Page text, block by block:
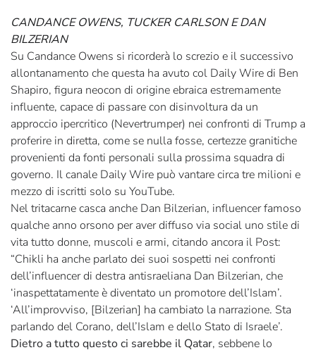
CANDANCE OWENS, TUCKER CARLSON E DAN
BILZERIAN
Su Candance Owens si ricorderà lo screzio e il successivo
allontanamento che questa ha avuto col Daily Wire di Ben
Shapiro, figura neocon di origine ebraica estremamente
influente, capace di passare con disinvoltura da un
approccio ipercritico (Nevertrumper) nei confronti di Trump a
proferire in diretta, come se nulla fosse, certezze granitiche
provenienti da fonti personali sulla prossima squadra di
governo. Il canale Daily Wire può vantare circa tre milioni e
mezzo di iscritti solo su YouTube.
Nel tritacarne casca anche Dan Bilzerian, influencer famoso
qualche anno orsono per aver diffuso via social uno stile di
vita tutto donne, muscoli e armi, citando ancora il Post:
“Chikli ha anche parlato dei suoi sospetti nei confronti
dell’influencer di destra antisraeliana Dan Bilzerian, che
‘inaspettatamente è diventato un promotore dell’Islam’.
‘All’improvviso, [Bilzerian] ha cambiato la narrazione. Sta
parlando del Corano, dell’Islam e dello Stato di Israele’.
Dietro a tutto questo ci sarebbe il Qatar, sebbene lo